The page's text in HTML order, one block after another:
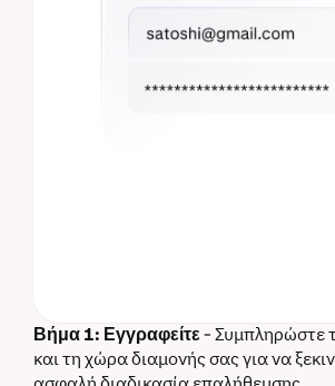
Βήμα 1: Εγγραφείτε- Συμπληρώστε
και τη χώρα διαμονής σας για να